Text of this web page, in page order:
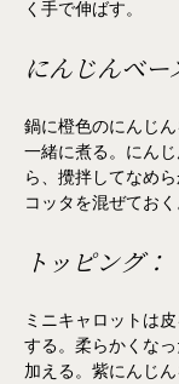
く手で伸ばす。
にんじんベ
鍋に橙色のにんじ
一緒に煮る。にん
ら、攪拌してなめ
コッタを混ぜておく
トッピング：
ミニキャロットは
する。柔らかくな
加える。紫にんじ